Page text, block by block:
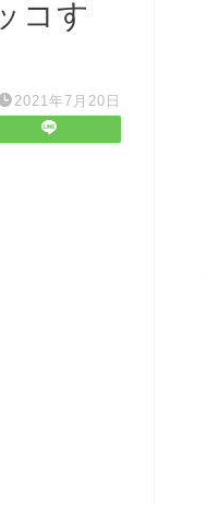
コす
2021年7月20日